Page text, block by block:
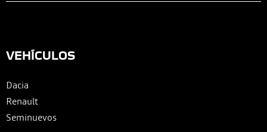
VEHÍCULOS
Dacia
Renault
Seminuevos